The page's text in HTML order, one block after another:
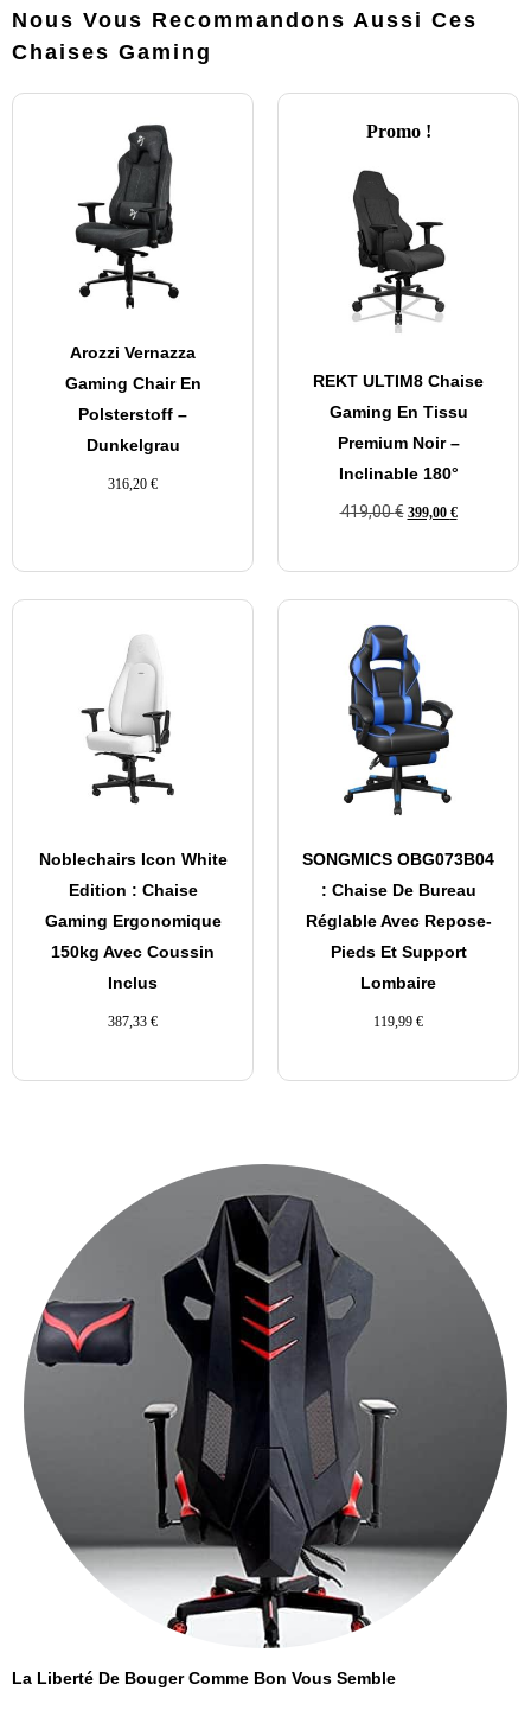
Nous Vous Recommandons Aussi Ces
Chaises Gaming
Arozzi Vernazza
Gaming Chair En
Polsterstoff –
Dunkelgrau
316,20 €
Promo !
REKT ULTIM8 Chaise
Gaming En Tissu
Premium Noir –
Inclinable 180°
419,00€ 399,00 €
Noblechairs Icon White
Edition : Chaise
Gaming Ergonomique
150kg Avec Coussin
Inclus
387,33 €
SONGMICS OBG073B04
: Chaise De Bureau
Réglable Avec Repose-
Pieds Et Support
Lombaire
119,99 €
La Liberté De Bouger Comme Bon Vous Semble